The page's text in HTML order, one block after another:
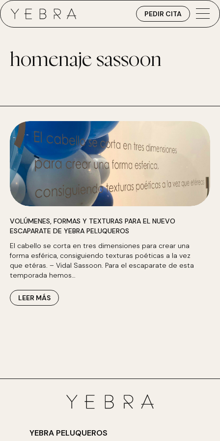
PEDIR CITA
homenaje sassoon
VOLÚMENES, FORMAS Y TEXTURAS PARA EL NUEVO
ESCAPARATE DE YEBRA PELUQUEROS
El cabello se corta en tres dimensiones para crear una
forma esférica, consiguiendo texturas poéticas a la vez
que etéras. – Vidal Sassoon. Para el escaparate de esta
temporada hemos…
LEER MÁS
YEBRA PELUQUEROS